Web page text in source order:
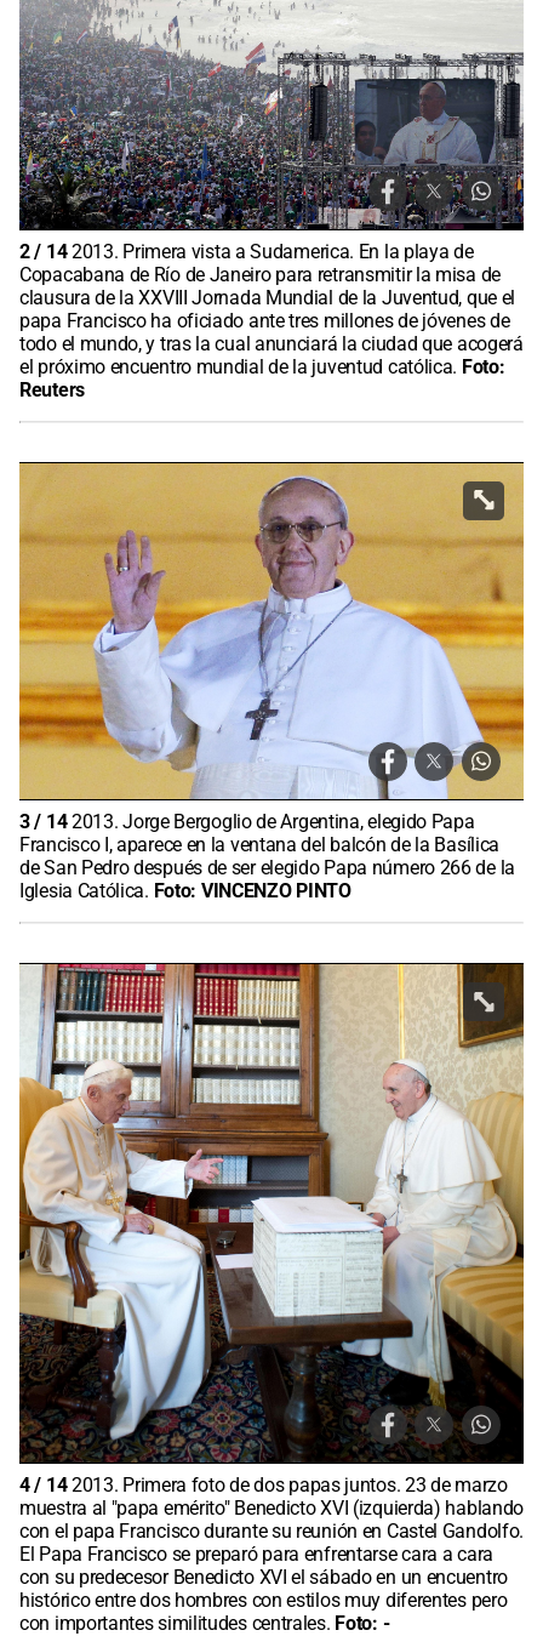
2/ 142013. Primera vista a Sudamerica. En la playa de
Copacabana de Río de Janeiro para retransmitir la misa de
clausura de la XXVIII Jornada Mundial de la Juventud, que el
papa Francisco ha oficiado ante tres millones de jóvenes de
todo el mundo, y tras la cual anunciará la ciudad que acogerá
el próximo encuentro mundial de la juventud católica. Foto:
Reuters
3/ 142013. Jorge Bergoglio de Argentina, elegido Papa
Francisco I, aparece en la ventana del balcón de la Basílica
de San Pedro después de ser elegido Papa número 266 de la
Iglesia Católica. Foto: VINCENZO PINTO
4/ 142013. Primera foto de dos papas juntos. 23 de marzo
muestra al "papa emérito" Benedicto XVI (izquierda) hablando
con el papa Francisco durante su reunión en Castel Gandolfo.
El Papa Francisco se preparó para enfrentarse cara a cara
con su predecesor Benedicto XVI el sábado en un encuentro
histórico entre dos hombres con estilos muy diferentes pero
con importantes similitudes centrales. Foto: -